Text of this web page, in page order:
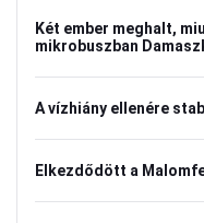
Két ember meghalt,
mikrobuszban
A vízhiány ellenére
Elkezdődött a